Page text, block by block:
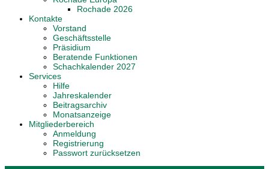
Rochade 2026
Kontakte
Vorstand
Geschäftsstelle
Präsidium
Beratende Funktionen
Schachkalender 2027
Services
Hilfe
Jahreskalender
Beitragsarchiv
Monatsanzeige
Mitgliederbereich
Anmeldung
Registrierung
Passwort zurücksetzen